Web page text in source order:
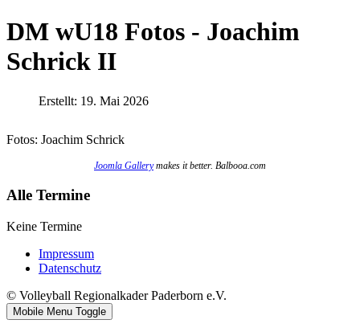
DM wU18 Fotos - Joachim
Schrick II
Erstellt: 19. Mai 2026
Fotos: Joachim Schrick
Joomla Gallerymakes it better. Balbooa.com
Alle Termine
Keine Termine
Impressum
Datenschutz
© Volleyball Regionalkader Paderborn e.V.
Mobile Menu Toggle